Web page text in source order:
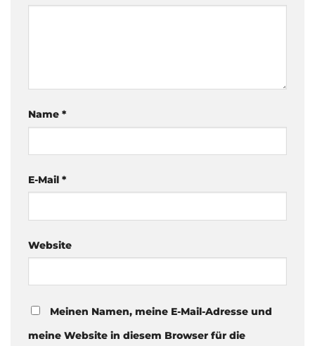
Name *
E-Mail *
Website
Meinen Namen, meine E-Mail-Adresse und
meine Website in diesem Browser für die